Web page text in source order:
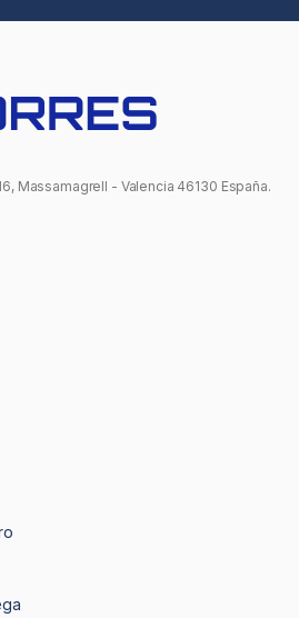
Massamagrell - Valencia 46130 España.